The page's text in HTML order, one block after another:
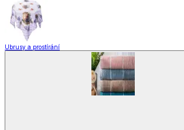
Ubrusy a prostírání